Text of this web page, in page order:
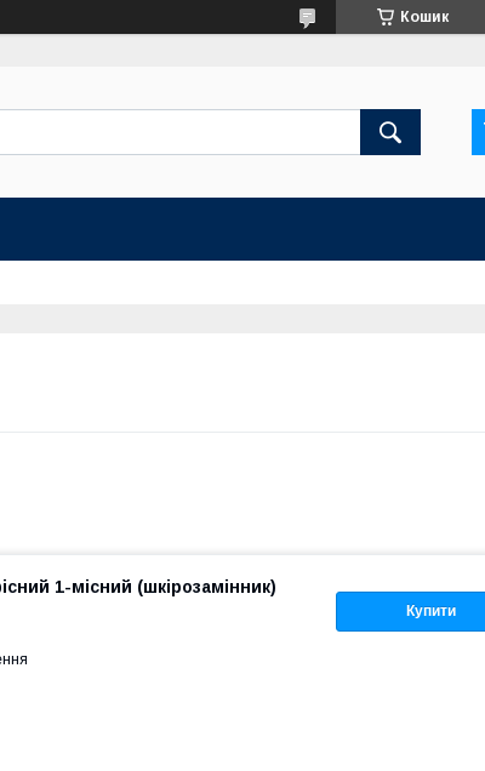
Кошик
Купити
1-місний (шкірозамінник)